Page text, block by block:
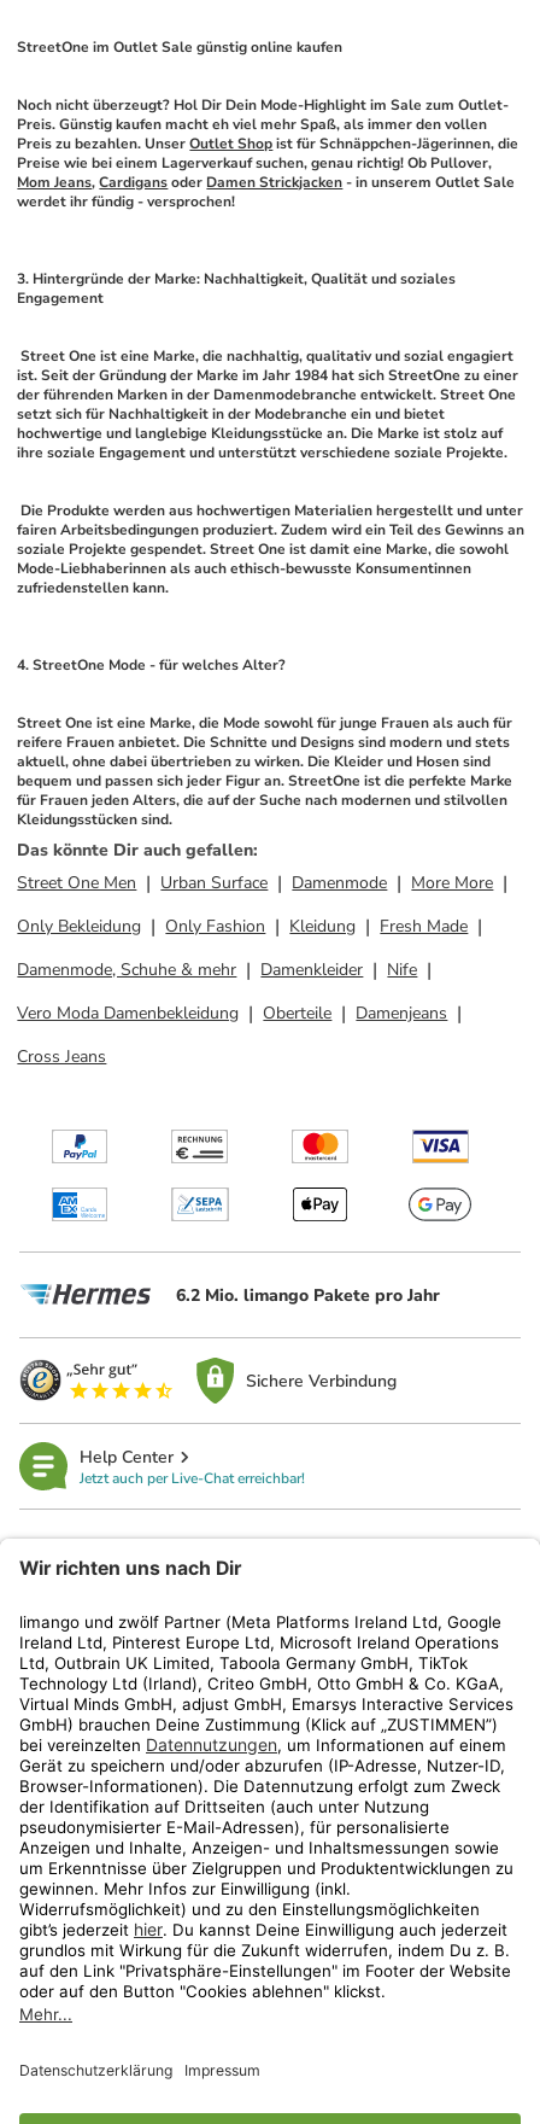
StreetOne im Outlet Sale günstig online kaufen
Noch nicht überzeugt? Hol Dir Dein Mode-Highlight im Sale zum Outlet-
Preis. Günstig kaufen macht eh viel mehr Spaß, als immer den vollen
Preis zu bezahlen. Unser Outlet Shop ist für Schnäppchen-Jägerinnen, die
Mom Jeans, Cardigans oder Damen Strickjacken - in unserem Outlet Sale
werdet ihr fündig - versprochen!
3. Hintergründe der Marke: Nachhaltigkeit, Qualität und soziales
Engagement
Street One ist eine Marke, die nachhaltig, qualitativ und sozial engagiert
ist. Seit der Gründung der Marke im Jahr 1984 hat sich StreetOne zu einer
der führenden Marken in der Damenmodebranche entwickelt. Street One
setzt sich für Nachhaltigkeit in der Modebranche ein und bietet
hochwertige und langlebige Kleidungsstücke an. Die Marke ist stolz auf
ihre soziale Engagement und unterstützt verschiedene soziale Projekte.
fairen Arbeitsbedingungen produziert. Zudem wird ein Teil des Gewinns an
soziale Projekte gespendet. Street One ist damit eine Marke, die sowohl
Mode-Liebhaberinnen als auch ethisch-bewusste Konsumentinnen
zufriedenstellen kann.
4. StreetOne Mode - für welches Alter?
Street One ist eine Marke, die Mode sowohl für junge Frauen als auch für
reifere Frauen anbietet. Die Schnitte und Designs sind modern und stets
aktuell, ohne dabei übertrieben zu wirken. Die Kleider und Hosen sind
bequem und passen sich jeder Figur an. StreetOne ist die perfekte Marke
für Frauen jeden Alters, die auf der Suche nach modernen und stilvollen
Kleidungsstücken sind.
Das könnte Dir auch gefallen:
Street One Men
Urban Surface Damenmode
More More
Only Bekleidung
Only Fashion Kleidung
Fresh Made
Damenmode, Schuhe & mehr
Damenkleider
Nife
Vero Moda Damenbekleidung
Oberteile
Damenjeans
Cross Jeans
6.2 Mio. limango Pakete pro Jahr
Sichere Verbindung
Help Center
Jetzt auch per Live-Chat erreichbar!
Kundenservice
Shop
Aktionen
Travel